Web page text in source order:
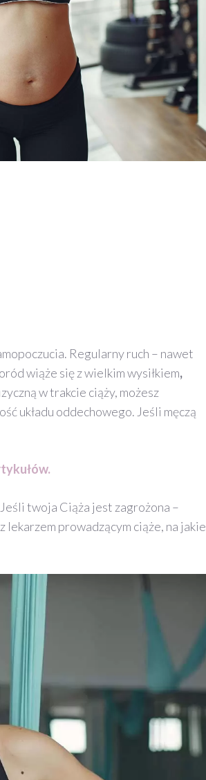
Regularny ruch – nawet
wiąże się z wielkim wysiłkiem,
w trakcie ciąży, możesz
układu oddechowego. Jeśli męczą
twoja Ciąża jest zagrożona –
prowadzącym ciąże, na jakie